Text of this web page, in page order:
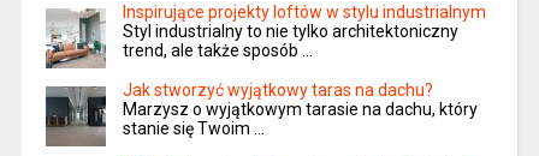
Inspirujące projekty loftów w stylu industrialnym
Styl industrialny to nie tylko architektoniczny
trend, ale także sposób …
Jak stworzyć wyjątkowy taras na dachu?
Marzysz o wyjątkowym tarasie na dachu, który
stanie się Twoim …